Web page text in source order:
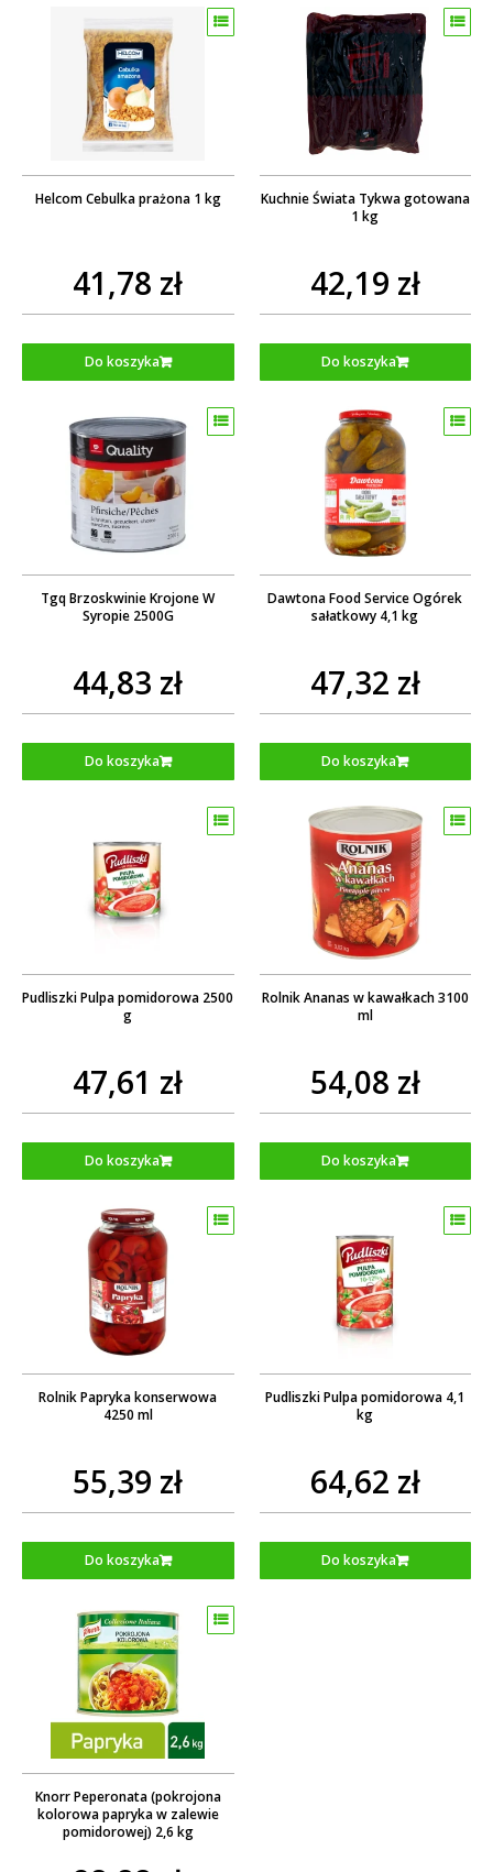
Helcom Cebulka prażona 1 kg
41,78 zł
Do koszyka
Kuchnie Świata Tykwa gotowana
1 kg
42,19 zł
Do koszyka
Tgq Brzoskwinie Krojone W
Syropie 2500G
44,83 zł
Do koszyka
Dawtona Food Service Ogórek
sałatkowy 4,1 kg
47,32 zł
Do koszyka
Pudliszki Pulpa pomidorowa 2500
g
47,61 zł
Do koszyka
Rolnik Ananas w kawałkach 3100
ml
54,08 zł
Do koszyka
Rolnik Papryka konserwowa
4250 ml
55,39 zł
Do koszyka
Pudliszki Pulpa pomidorowa 4,1
kg
64,62 zł
Do koszyka
Knorr Peperonata (pokrojona
kolorowa papryka w zalewie
pomidorowej) 2,6 kg